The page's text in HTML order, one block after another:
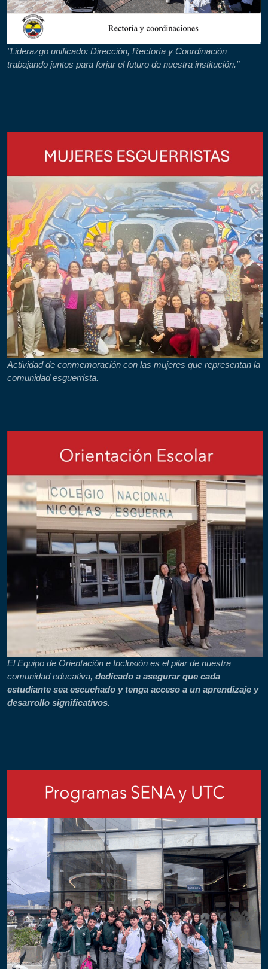
"Liderazgo unificado: Dirección, Rectoría y Coordinación
trabajando juntos para forjar el futuro de nuestra institución."
Actividad de conmemoración con las mujeres que representan la
comunidad esguerrista.
El Equipo de Orientación e Inclusión es el pilar de nuestra
comunidad educativa, dedicado a asegurar que cada
estudiante sea escuchado y tenga acceso a un aprendizaje y
desarrollo significativos.